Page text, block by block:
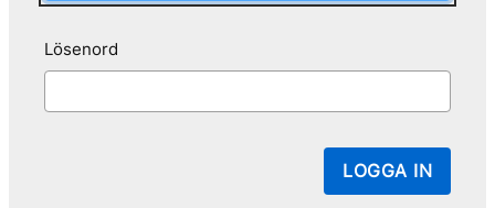
Lösenord
LOGGA IN